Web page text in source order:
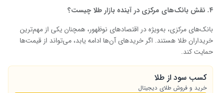
۴. نقش بانک‌های مرکزی در آینده بازار طلا چیست؟
بانک‌های مرکزی، به‌ویژه در اقتصادهای نوظهور، همچنان یکی از مهم‌ترین
خریداران طلا هستند. اگر خریدهای آن‌ها ادامه یابد، می‌تواند از قیمت‌ها
حمایت کند.
کسب سود از طلا
خرید و فروش طلای دیجیتال